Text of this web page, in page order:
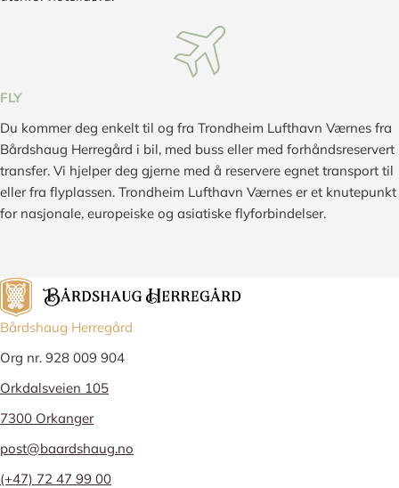
FLY
Du kommer deg enkelt til og fra Trondheim Lufthavn Værnes fra
Bårdshaug Herregård i bil, med buss eller med forhåndsreservert
transfer. Vi hjelper deg gjerne med å reservere egnet transport til
eller fra flyplassen. Trondheim Lufthavn Værnes er et knutepunkt
for nasjonale, europeiske og asiatiske flyforbindelser.
Bårdshaug Herregård
Org nr. 928 009 904
Orkdalsveien 105
7300 Orkanger
post@baardshaug.no
(+47) 72 47 99 00